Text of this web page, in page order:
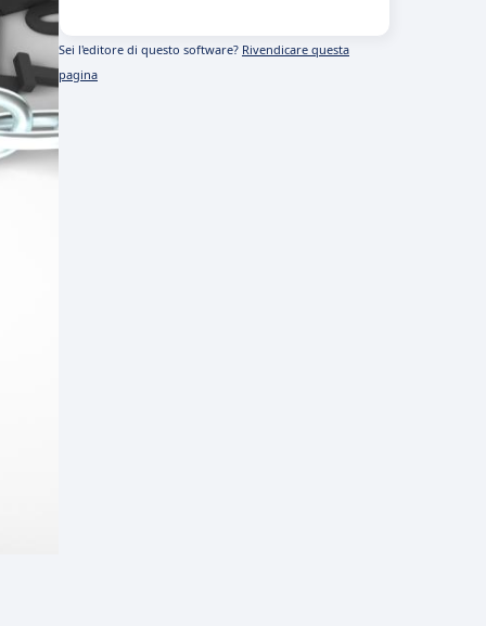
Sei l'editore di questo software? Rivendicare questa
pagina